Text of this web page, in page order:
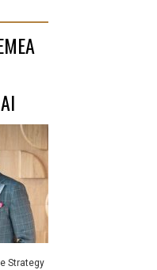
Strategy